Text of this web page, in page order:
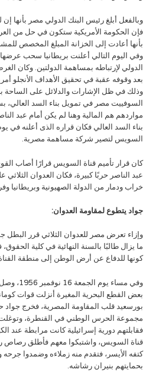
وبالفعل أبلغ رئيس البنك الدولي مصر بأنها
فإن الحكومة الأمريكية ستكون في حل من
بأنها أعادت إلى الخزانة المبلغ المخصص
وفي اليوم التالي أعلنت بريطانيا سحب
الدولي لإرتباطه بمساهمة الدولتين. وكان
بعد وقوفه عقبة في تحقيق الأهداف الأنجلو
وذلك في ظل الإشارات والدلائل على الساحة
السوفييت مصر في تمويل بناء السد العالي،
مواردهم هم المالية وهنا لم يكن أمام عبد
السويس لتصير شركة مساهمة مصرية.
كان قرار تأميم قناة السويس قرارًا أصاب
عبد الناصر حربًا كبيرة، فكان العدوان
خراب ودمار من الدولة الصهيونية وبريطانيا
جواد يتطوع لمقاومة العدوان:
وإزاء تعرض مصر للعدوان الثلاثي قرر البطل
ما يزال طالبًا بالسنة النهائية في كلية
كونها للدفاع عن أرض الوطن إلى منطقة
وفي مساء
بعض القطع البحرية المغيرة أنزلت قوات
بورسعيد قلب المقاومة المصرية، فخرج
مجموعة الحرس الوطني في القنطرة،
قناة السويس، واشتبكوا معهم فأطلق
كتفه الأيسر، فتقدم منه زملاءه وضمدوا جرحه
بحمايتهم بنيران رشاشه.